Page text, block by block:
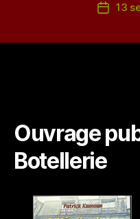
Date
13
Ouvrage
Botellerie